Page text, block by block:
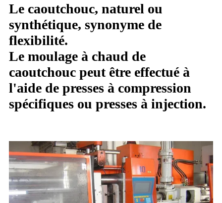
Le caoutchouc, naturel ou
synthétique, synonyme de
flexibilité.
Le moulage à chaud de
caoutchouc peut être effectué à
l'aide de presses à compression
spécifiques ou presses à injection.